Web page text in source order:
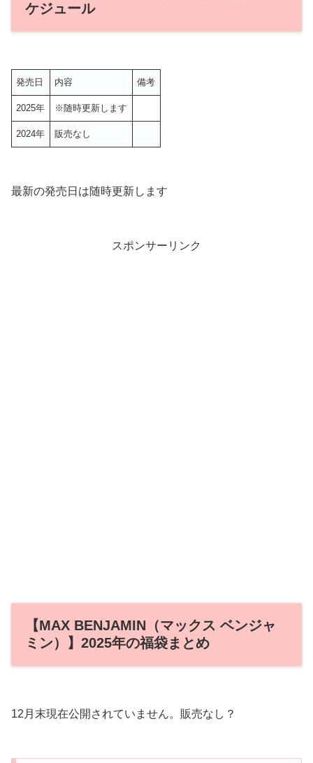
ケジュール
発売日 内容 備考
2025年 ※随時更新します
2024年 販売なし
最新の発売日は随時更新します
スポンサーリンク
【MAX BENJAMIN（マックス ベンジャ
ミン）】2025年の福袋まとめ
12月末現在公開されていません。販売なし？